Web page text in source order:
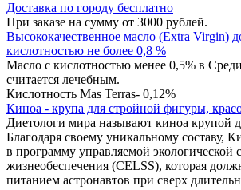
Доставка по городу бесплатно
При заказе на сумму от 3000 рублей.
Высококачественное масло (Extra Virgin)
кислотностью не более 0,8 %
Масло с кислотностью менее 0,5% в
считается лечебным.
Кислотность Mas Terras- 0,12%
Киноа - крупа для стройной фигуры,
Диетологи мира называют киноа крупой
Благодаря своему уникальному составу,
в программу управляемой экологической
жизнеобеспечения (CELSS), которая
питанием астронавтов при сверх